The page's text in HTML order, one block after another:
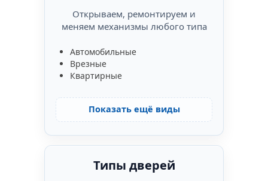
Открываем, ремонтируем и
меняем механизмы любого типа
Автомобильные
Врезные
Квартирные
Показать ещё виды
Типы дверей